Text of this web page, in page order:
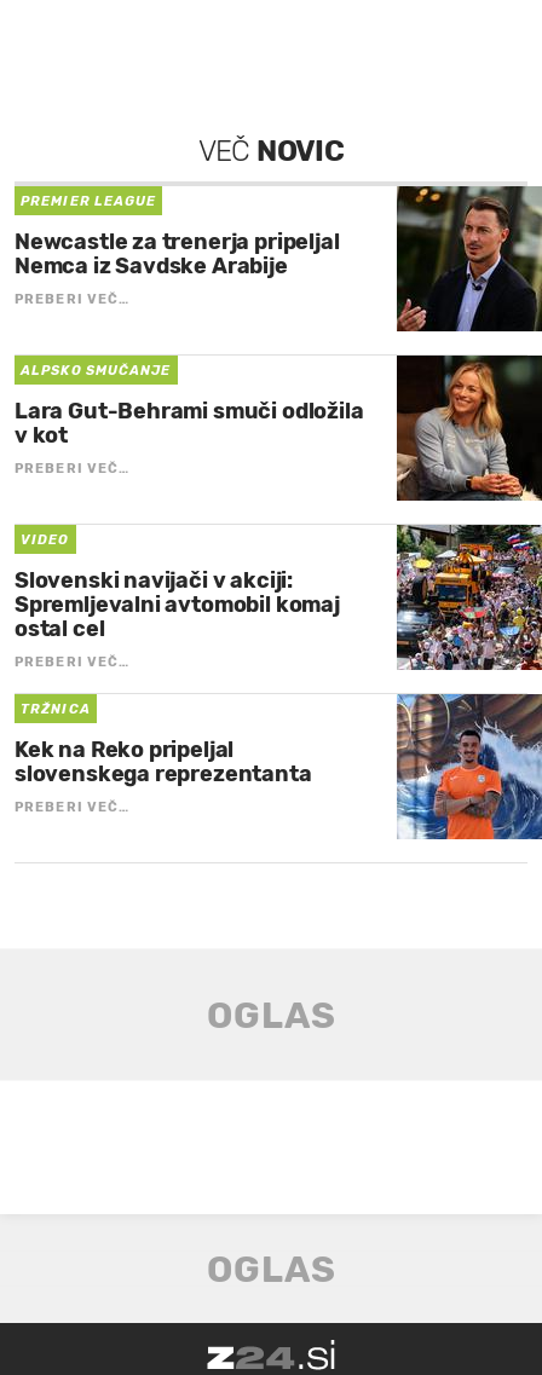
VEČ NOVIC
PREMIER LEAGUE
Newcastle za trenerja pripeljal
Nemca iz Savdske Arabije
PREBERI VEČ…
ALPSKO SMUČANJE
Lara Gut-Behrami smuči odložila
v kot
PREBERI VEČ…
VIDEO
Slovenski navijači v akciji:
Spremljevalni avtomobil komaj
ostal cel
PREBERI VEČ…
TRŽNICA
Kek na Reko pripeljal
slovenskega reprezentanta
PREBERI VEČ…